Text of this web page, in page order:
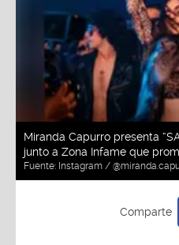
Miranda Capurro presenta
junto a Zona Infame que
Fuente: Instagram /